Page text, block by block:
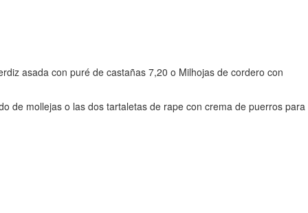
asada con puré de castañas 7,20 o Milhojas de cordero con
de mollejas o las dos tartaletas de rape con crema de puerros para